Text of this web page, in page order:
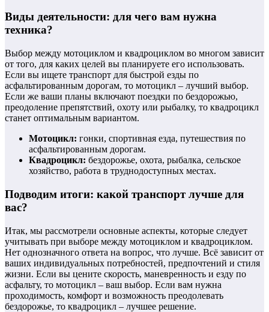
Виды деятельности: для чего вам нужна
техника?
Выбор между мотоциклом и квадроциклом во многом зависит
от того, для каких целей вы планируете его использовать.
Если вы ищете транспорт для быстрой езды по
асфальтированным дорогам, то мотоцикл – лучший выбор.
Если же ваши планы включают поездки по бездорожью,
преодоление препятствий, охоту или рыбалку, то квадроцикл
станет оптимальным вариантом.
Мотоцикл: гонки, спортивная езда, путешествия по
асфальтированным дорогам.
Квадроцикл: бездорожье, охота, рыбалка, сельское
хозяйство, работа в труднодоступных местах.
Подводим итоги: какой транспорт лучше для
вас?
Итак, мы рассмотрели основные аспекты, которые следует
учитывать при выборе между мотоциклом и квадроциклом.
Нет однозначного ответа на вопрос, что лучше. Всё зависит от
ваших индивидуальных потребностей, предпочтений и стиля
жизни. Если вы цените скорость, маневренность и езду по
асфальту, то мотоцикл – ваш выбор. Если вам нужна
проходимость, комфорт и возможность преодолевать
бездорожье, то квадроцикл – лучшее решение.